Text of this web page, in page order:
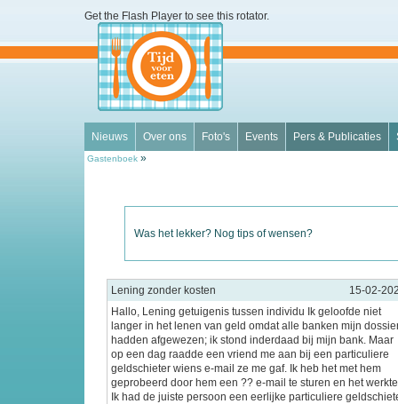
Get the Flash Player to see this rotator.
Nieuws Over ons Foto's Events Pers & Publicaties
Gastenboek »
Was het lekker? Nog tips of wensen?
Lening zonder kosten
15-02-
Hallo, Lening getuigenis tussen individu Ik geloofde niet
langer in het lenen van geld omdat alle banken mijn
hadden afgewezen; ik stond inderdaad bij mijn bank. Maar
op een dag raadde een vriend me aan bij een particuliere
geldschieter wiens e-mail ze me gaf. Ik heb het met hem
geprobeerd door hem een ?? e-mail te sturen en het
Ik had de juiste persoon een eerlijke particuliere